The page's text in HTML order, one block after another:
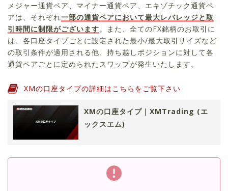
メジャー通貨ペア、マイナー通貨ペア、エキゾチック通貨ペ
アは、それぞれ一部の通貨ペアにおいて最大レバレッジと取
引時間に制限がございます。また、全てのFX銘柄のお取引に
は、各口座タイプごとに設定された最小/最大取引サイズなど
の取引条件が適用される他、持ち越しポジションに対して各
通貨ペアごとに定められたスワップが発生いたします。
XMの口座タイプの詳細はこちらをご覧下さい
XMの口座タイプ｜XMTrading (エ
ックスエム)